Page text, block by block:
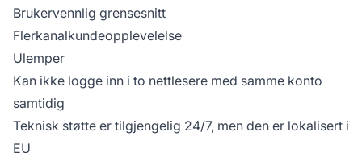
Brukervennlig grensesnitt
Flerkanalkundeopplevelelse
Ulemper
Kan ikke logge inn i to nettlesere med samme konto
samtidig
Teknisk støtte er tilgjengelig 24/7, men den er lokalisert i
EU